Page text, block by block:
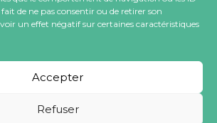
fait de ne pas consentir ou de retirer son
un effet négatif sur certaines caractéristiques
Accepter
Refuser
nous
079 112